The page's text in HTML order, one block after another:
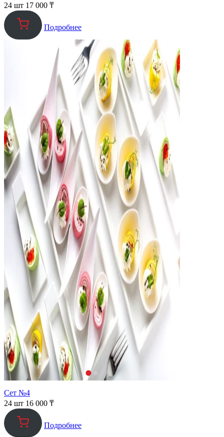
24 шт 17 000 ₸
Подробнее
Сет №4
24 шт 16 000 ₸
Подробнее